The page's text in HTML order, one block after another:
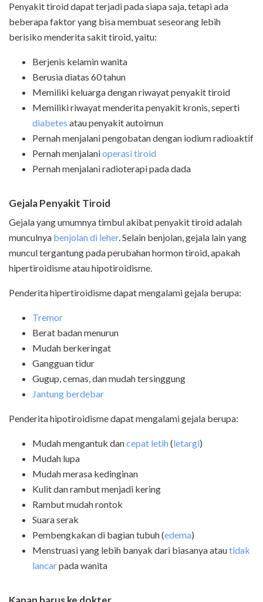
Penyakit tiroid dapat terjadi pada siapa saja, tetapi ada
beberapa faktor yang bisa membuat seseorang lebih
berisiko menderita sakit tiroid, yaitu:
Berjenis kelamin wanita
Berusia diatas 60 tahun
Memiliki keluarga dengan riwayat penyakit tiroid
Memiliki riwayat menderita penyakit kronis, seperti
diabetes atau penyakit autoimun
Pernah menjalani pengobatan dengan iodium radioaktif
Pernah menjalanioperasi tiroid
Pernah menjalani radioterapi pada dada
Gejala Penyakit Tiroid
Gejala yang umumnya timbul akibat penyakit tiroid adalah
munculnya benjolan di leher. Selain benjolan, gejala lain yang
muncul tergantung pada perubahan hormon tiroid, apakah
hipertiroidisme atau hipotiroidisme.
Penderita hipertiroidisme dapat mengalami gejala berupa:
Tremor
Berat badan menurun
Mudah berkeringat
Gangguan tidur
Gugup, cemas, dan mudah tersinggung
Jantung berdebar
Penderita hipotiroidisme dapat mengalami gejala berupa:
Mudah mengantuk dancepat letih(letargi)
Mudah lupa
Mudah merasa kedinginan
Kulit dan rambut menjadi kering
Rambut mudah rontok
Suara serak
Pembengkakan di bagian tubuh (edema)
Menstruasi yang lebih banyak dari biasanya atautidak
lancarpada wanita